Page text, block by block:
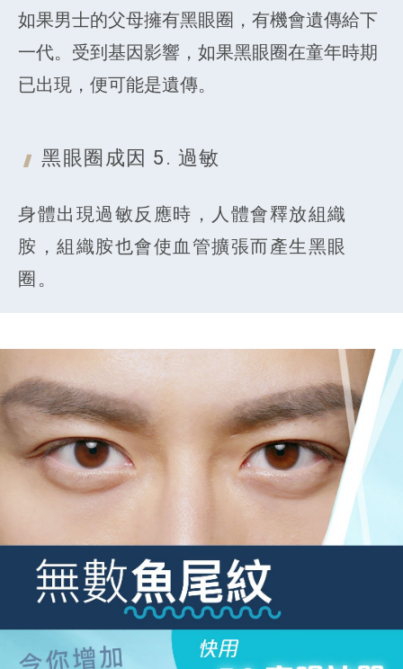
如果男士的父母擁有黑眼圈，有機會遺傳給下
一代。受到基因影響，如果黑眼圈在童年時期
已出現，便可能是遺傳。
黑眼圈 成因 5. 過敏
身體出現過敏反應時，人體會釋放組織
胺，組織胺也會使血管擴張而產生黑眼
圈。